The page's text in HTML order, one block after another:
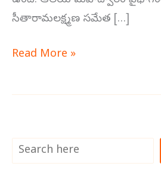
సీతారామలక్ష్మణ సమేత […]
Read More »